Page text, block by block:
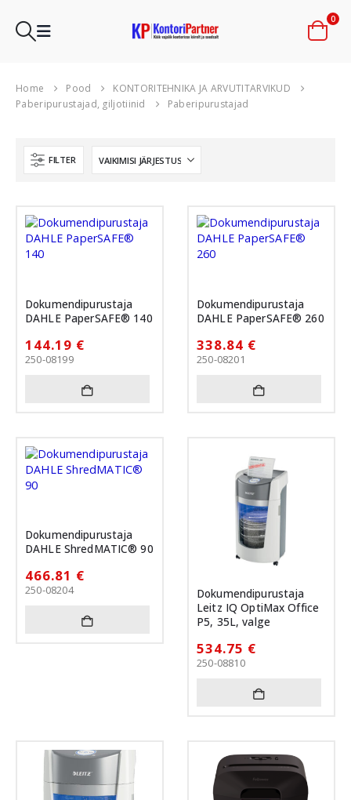
0
Home Pood
KONTORITEHNIKA JA ARVUTITARVIKUD
Paberipurustajad, giljotiinid
Paberipurustajad
FILTER
Dokumendipurustaja
DAHLE PaperSAFE® 140
144.19 €
250-08199
Dokumendipurustaja
DAHLE PaperSAFE® 260
338.84 €
250-08201
Dokumendipurustaja
DAHLE ShredMATIC® 90
466.81 €
250-08204
Dokumendipurustaja
Leitz IQ OptiMax Office
P5, 35L, valge
534.75 €
250-08810